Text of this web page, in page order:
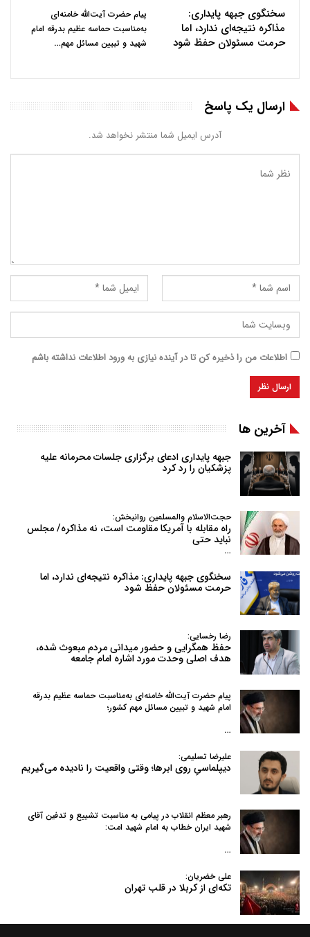
سخنگوی جبهه پایداری:
مذاکره نتیجه‌ای ندارد، اما
حرمت مسئولان حفظ شود
پیام حضرت آیت‌الله خامنه‌ای
به‌مناسبت حماسه عظیم بدرقه امام
شهید و تبیین مسائل مهم…
ارسال یک پاسخ
آدرس ایمیل شما منتشر نخواهد شد.
اطلاعات من را ذخیره کن تا در آینده نیازی به ورود اطلاعات نداشته باشم
آخرین ها
جبهه پایداری ادعای برگزاری جلسات محرمانه علیه
پزشکیان را رد کرد
حجت‌الاسلام والمسلمین روانبخش:
راه مقابله با آمریکا مقاومت است، نه مذاکره/ مجلس
نباید حتی
…
سخنگوی جبهه پایداری: مذاکره نتیجه‌ای ندارد، اما
حرمت مسئولان حفظ شود
رضا رخسایی:
حفظ همگرایی و حضور میدانی مردم مبعوث شده،
هدف اصلی وحدت مورد اشاره امام جامعه
پیام حضرت آیت‌الله خامنه‌ای به‌مناسبت حماسه عظیم بدرقه
امام شهید و تبیین مسائل مهم کشور؛
…
علیرضا تسلیمی:
دیپلماسیِ روی ابرها؛ وقتی واقعیت را نادیده می‌گیریم
رهبر معظم انقلاب در پیامی به‌ مناسبت تشییع و تدفین آقای
شهید ایران خطاب به امام شهید امت:
…
علی خضریان:
تکه‌ای از کربلا در قلب تهران